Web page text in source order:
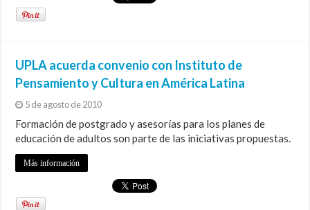
UPLA acuerda convenio con Instituto de
Pensamiento y Cultura en América Latina
5 de agosto de 2010
Formación de postgrado y asesorías para los planes de
educación de adultos son parte de las iniciativas propuestas.
Más información